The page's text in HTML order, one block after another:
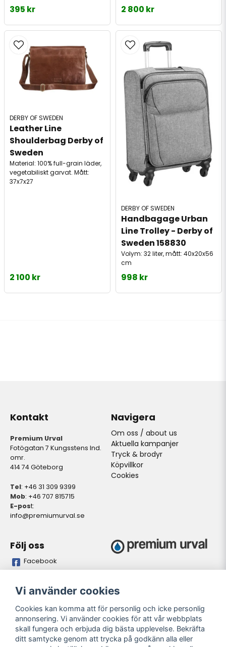
395 kr 2 800 kr
DERBY OF SWEDEN
Leather Line
Shoulderbag Derby of
Sweden
Material: 100% full-grain läder,
vegetabiliskt garvat. Mått:
37x7x27
2 100 kr
DERBY OF SWEDEN
Handbagage Urban
Line Trolley - Derby of
Sweden 158830
Volym: 32 liter, mått: 40x20x56
cm
998 kr
Kontakt
Premium Urval
Fotögatan 7 Kungsstens Ind.
omr.
414 74 Göteborg
Tel: +46 31 309 9399
Mob: +46 707 815715
E-post:
info@premiumurval.se
Navigera
Om oss / about us
Aktuella kampanjer
Tryck & brodyr
Köpvillkor
Cookies
Följ oss
Facebook
Bankgiro
5837-9371 528641-4
Öppettider butik
Oregelbundet. Önskas
Vi använder cookies
Cookies kan komma att för personlig och icke personlig
annonsering. Vi använder cookies för att vår webbplats
skall fungera och erbjuda dig bästa upplevelse. Bekräfta
ditt samtycke genom att trycka på godkänn alla eller